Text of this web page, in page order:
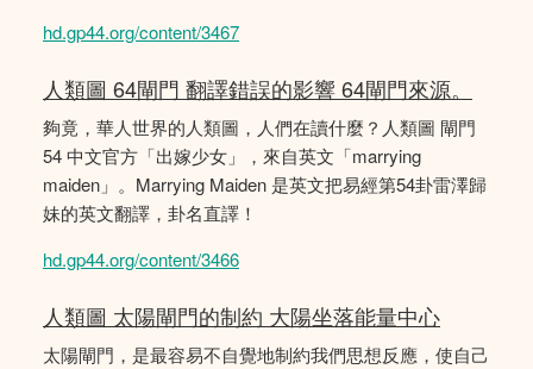
hd.gp44.org/content/3467
人類圖 64閘門 翻譯錯誤的影響 64閘門來源。
夠竟，華人世界的人類圖，人們在讀什麼？人類圖 閘門
54 中文官方「出嫁少女」，來自英文「marrying
maiden」。Marrying Maiden 是英文把易經第54卦雷澤歸
妹的英文翻譯，卦名直譯！
hd.gp44.org/content/3466
人類圖 太陽閘門的制約 大陽坐落能量中心
太陽閘門，是最容易不自覺地制約我們思想反應，使自己